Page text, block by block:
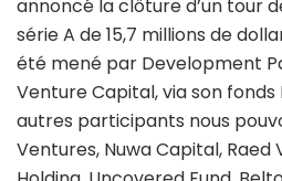
annoncé la clôture d’un tour
série A de 15,7 millions de
été mené par Development
Venture Capital, via son fonds
autres participants nous
Ventures, Nuwa Capital, Raed